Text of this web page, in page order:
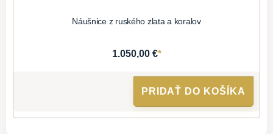
Náušnice z ruského zlata a koralov
1.050,00 €*
PRIDAŤ DO KOŠÍKA